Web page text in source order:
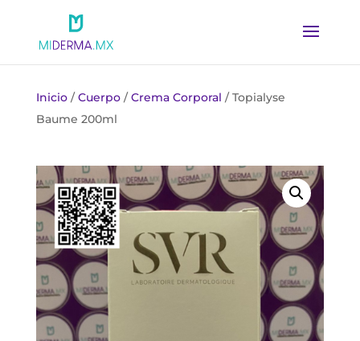
Inicio/Cuerpo/Crema Corporal / Topialyse
Baume 200ml